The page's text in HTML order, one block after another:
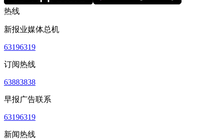
热线
新报业媒体总机
63196319
订阅热线
63883838
早报广告联系
63196319
新闻热线